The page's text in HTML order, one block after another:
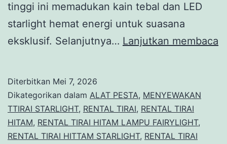
tinggi ini memadukan kain tebal dan LED
starlight hemat energi untuk suasana
eksklusif. Selanjutnya… Lanjutkan membaca
Diterbitkan Mei 7, 2026
Dikategorikan dalam ALAT PESTA, MENYEWAKAN
TTIRAI STARLIGHT, RENTAL TIRAI, RENTAL TIRAI
HITAM, RENTAL TIRAI HITAM LAMPU FAIRYLIGHT,
RENTAL TIRAI HITTAM STARLIGHT, RENTAL TIRAI